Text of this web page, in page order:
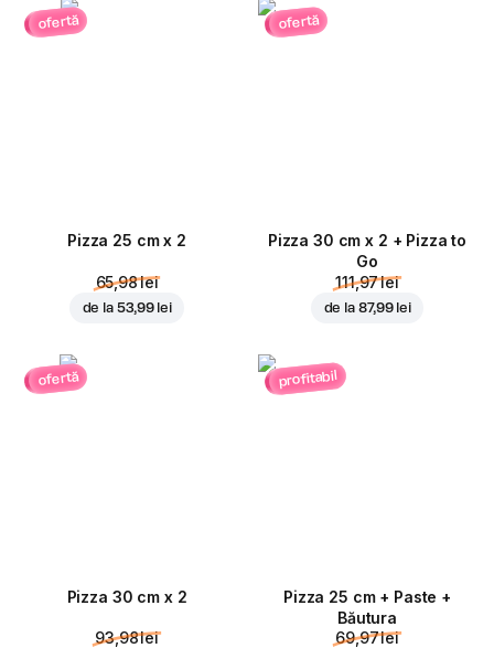
ofertă
Pizza 25 cm x 2
65,98 lei
de la 53,99 lei
ofertă
Pizza 30 cm x 2 + Pizza to
Go
111,97 lei
de la 87,99 lei
ofertă
Pizza 30 cm x 2
93,98 lei
profitabil
Pizza 25 cm + Paste +
Băutura
69,97 lei